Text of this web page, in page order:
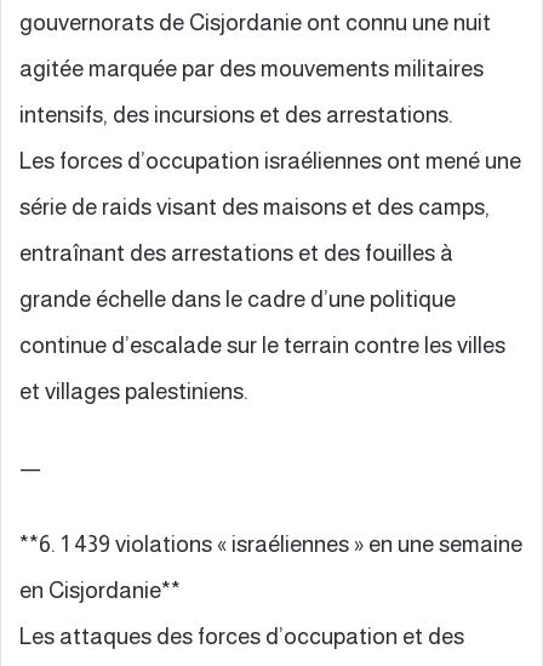
gouvernorats de Cisjordanie ont connu une nuit
agitée marquée par des mouvements militaires
intensifs, des incursions et des arrestations.
Les forces d’occupation israéliennes ont mené une
série de raids visant des maisons et des camps,
entraînant des arrestations et des fouilles à
grande échelle dans le cadre d’une politique
continue d’escalade sur le terrain contre les villes
et villages palestiniens.
—
**6. 1 439 violations « israéliennes » en une semaine
en Cisjordanie**
Les attaques des forces d’occupation et des